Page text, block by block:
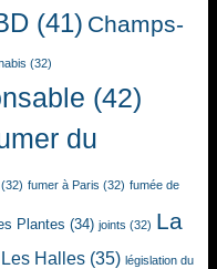
(41) Champs-
(32)
(42)
du
(32) fumer à Paris (32) fumée de
Plantes (34) joints (32) La
Les Halles (35) législation du